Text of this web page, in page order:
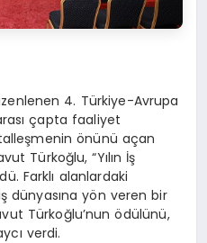
4. Türkiye-Avrupa
çapta faaliyet
önünü açan
Türkoğlu, “Yılın İş
Farklı alanlardaki
dünyasına yön veren bir
Türkoğlu’nun ödülünü,
verdi.